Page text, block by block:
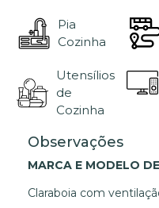
Pia
Cozinha
Utensílios
de
Cozinha
Observações
MARCA E MODELO
Claraboia com